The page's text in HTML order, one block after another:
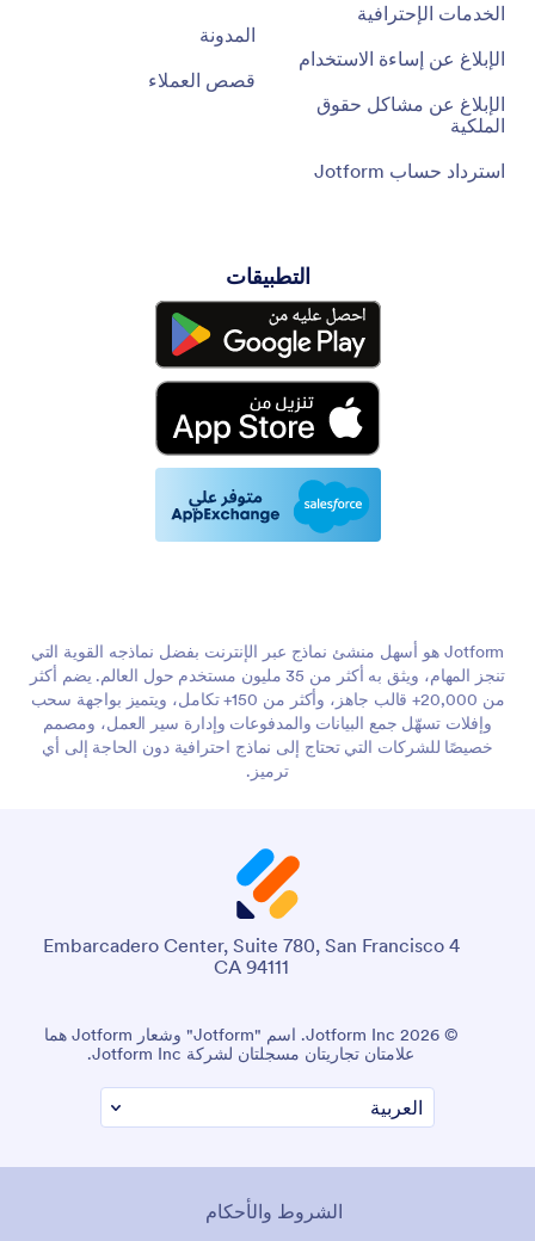
الخدمات الإحترافية
الإبلاغ عن إساءة الاستخدام
الإبلاغ عن مشاكل حقوق
الملكية
استرداد حساب Jotform
المدونة
قصص العملاء
التطبيقات
Jotform هو أسهل منشئ نماذج عبر الإنترنت بفضل نماذجه القوية التي
تنجز المهام، ويثق به أكثر من 35 مليون مستخدم حول العالم. يضم أكثر
من 20,000+ قالب جاهز، وأكثر من 150+ تكامل، ويتميز بواجهة سحب
وإفلات تسهّل جمع البيانات والمدفوعات وإدارة سير العمل، ومصمم
خصيصًا للشركات التي تحتاج إلى نماذج احترافية دون الحاجة إلى أي
ترميز.
4 Embarcadero Center, Suite 780, San Francisco
CA 94111
© 2026 Jotform Inc. اسم "Jotform" وشعار Jotform هما
علامتان تجاريتان مسجلتان لشركة Jotform Inc.
الشروط والأحكام